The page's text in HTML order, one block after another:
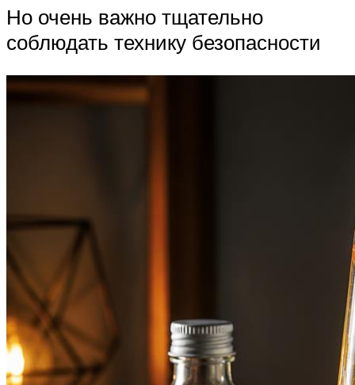
Но очень важно тщательно
соблюдать технику безопасности